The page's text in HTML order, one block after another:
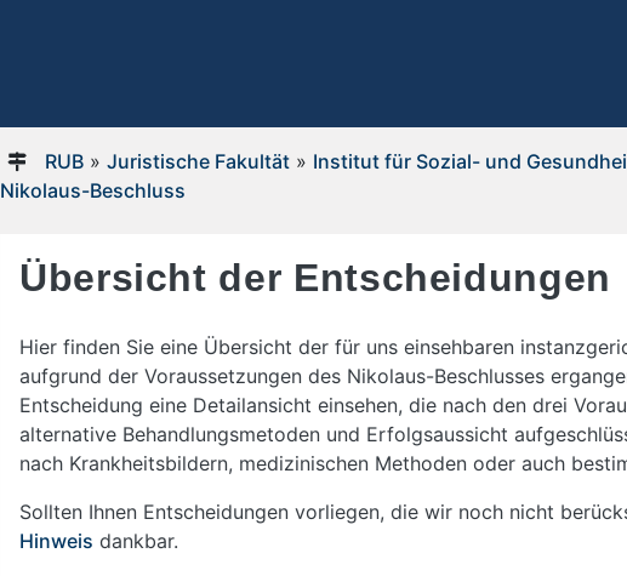
RUB» Juristische Fakultät» Institut für Sozial- und
Nikolaus-Beschluss
Übersicht der Entscheidungen
Hier finden Sie eine Übersicht der für uns einsehbaren
aufgrund der Voraussetzungen des Nikolaus-Beschlusses
Entscheidung eine Detailansicht einsehen, die nach den drei
alternative Behandlungsmetoden und Erfolgsaussicht
nach Krankheitsbildern, medizinischen Methoden oder auch
Sollten Ihnen Entscheidungen vorliegen, die wir noch nicht
Hinweis dankbar.